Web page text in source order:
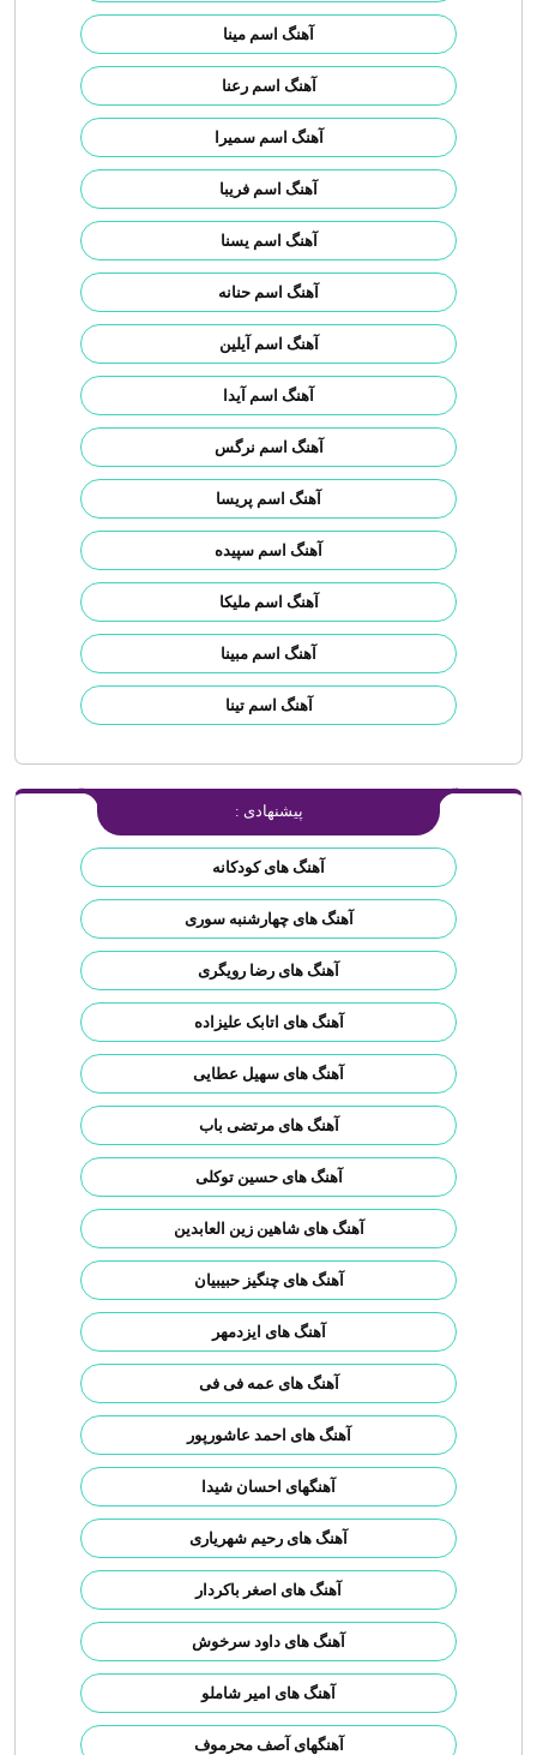
آهنگ اسم مینا
آهنگ اسم رعنا
آهنگ اسم سمیرا
آهنگ اسم فریبا
آهنگ اسم یسنا
آهنگ اسم حنانه
آهنگ اسم آیلین
آهنگ اسم آیدا
آهنگ اسم نرگس
آهنگ اسم پریسا
آهنگ اسم سپیده
آهنگ اسم ملیکا
آهنگ اسم مبینا
آهنگ اسم تینا
پیشنهادی :
آهنگ های کودکانه
آهنگ های چهارشنبه سوری
آهنگ های رضا رویگری
آهنگ های اتابک علیزاده
آهنگ های سهیل عطایی
آهنگ های مرتضی باب
آهنگ های حسین توکلی
آهنگ های شاهین زین العابدین
آهنگ های چنگیز حبیبیان
آهنگ های ایزدمهر
آهنگ های عمه فی فی
آهنگ های احمد عاشورپور
آهنگهای احسان شیدا
آهنگ های رحیم شهریاری
آهنگ های اصغر باکردار
آهنگ های داود سرخوش
آهنگ های امیر شاملو
آهنگهای آصف محرموف